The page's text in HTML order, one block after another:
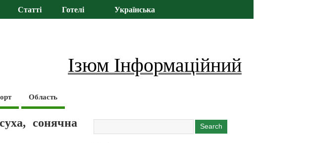
Статті Готелі Українська
Ізюм Інформаційний
Область
сонячна